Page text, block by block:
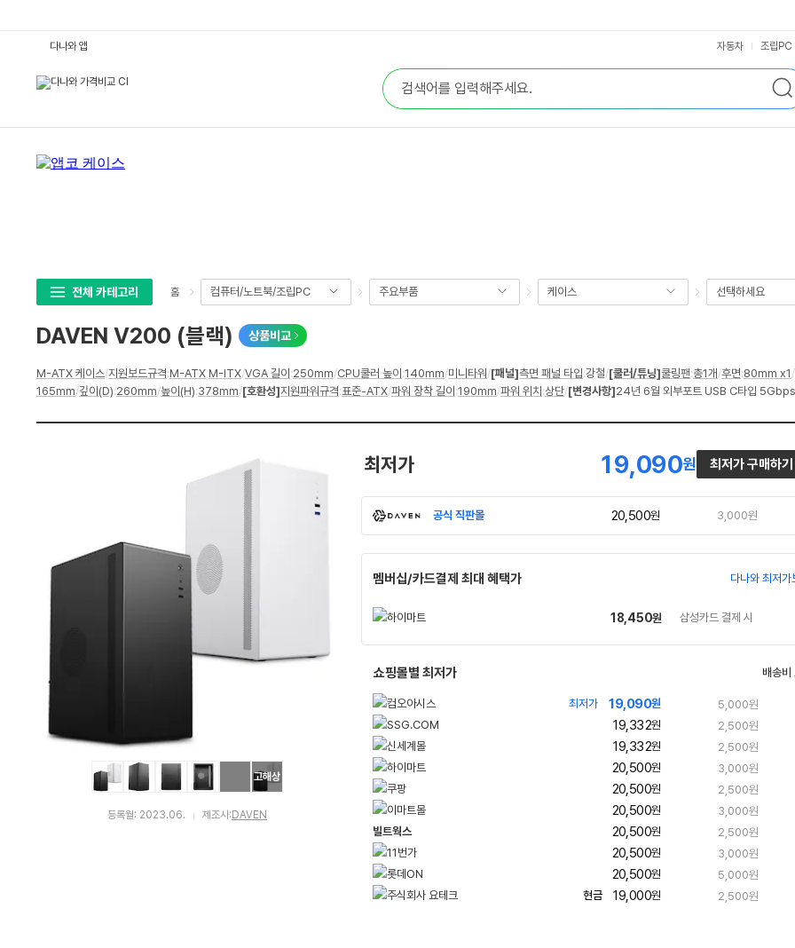
합
검
색
검
색
다나와 앱 자동차 조립PC
전체 카테고리 홈 컴퓨터/노트북/조립PC 주요부품 케이스 선택하세요
DAVEN V200 (블랙) 상품비교
상
세
스
M-ATX 케이스/지원보드규격:M-ATX M-ITX/VGA 길이 :250mm/CPU쿨러 높이 :140mm/미니타워 /[패널]측면 패널 타입:강철/[쿨러/튜닝]쿨링팬:총1개 /후면:80mm x1 /
165mm/깊이(D):260mm/높이(H):378mm/[호환성]지원파워규격:표준-ATX/파워 장착 길이 :190mm/파워 위치 :상단/[변경사항]24년 6월 외부포트 USB C타입
고해상
등록월: 2023.06. 제조사: DAVEN
최저가 19,090원 최저가 구매하기
공식 직판몰 20,500원 3,000원
멤버십/카드결제 최대 혜택가 다나와 최저가
18,450원 삼성카드 결제 시
쇼핑몰별 최저가 배송비
최저가 19,090원 5,000원
19,332원
빠
배
송
2,500원
19,332원
빠
배
송
2,500원
20,500원 3,000원
20,500원 2,500원
20,500원
빠
배
송
3,000원
빌트웍스네
이
버
페
20,500원 2,500원
20,500원
빠
배
송
3,000원
20,500원
빠
배
5,000원
현금
19,000원 2,500원